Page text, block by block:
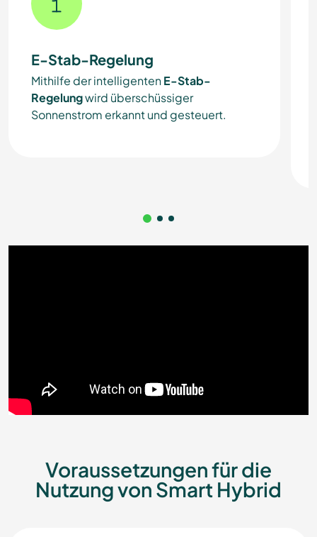
E-Stab-Regelung
Mithilfe der intelligentenE-Stab-
Regelungwird überschüssiger
Sonnenstrom erkannt und gesteuert.
Voraussetzungen für die
Nutzung von Smart Hybrid